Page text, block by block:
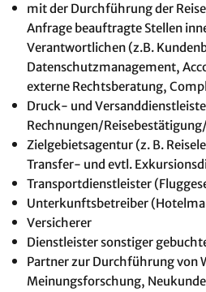
mit der Durchführung der
Anfrage beauftragte Stellen
Verantwortlichen (z.B.
Datenschutzmanagement,
externe Rechtsberatung,
Druck- und
Rechnungen/
Zielgebietsagentur (z. B.
Transfer- und evtl.
Transportdienstleister
Unterkunftsbetreiber
Versicherer
Dienstleister sonstiger
Partner zur Durchführung von
Meinungsforschung,